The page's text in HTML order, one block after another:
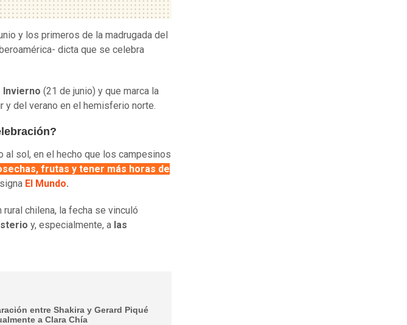
y los primeros de la madrugada del
dicta que se celebra
Invierno (21 de junio) y que marca la
y del verano en el hemisferio norte.
al sol, en el hecho que los campesinos
frutas y tener más horas de
El Mundo.
chilena, la fecha se vinculó
y, especialmente, a las
entre Shakira y Gerard Piqué
a Clara Chía